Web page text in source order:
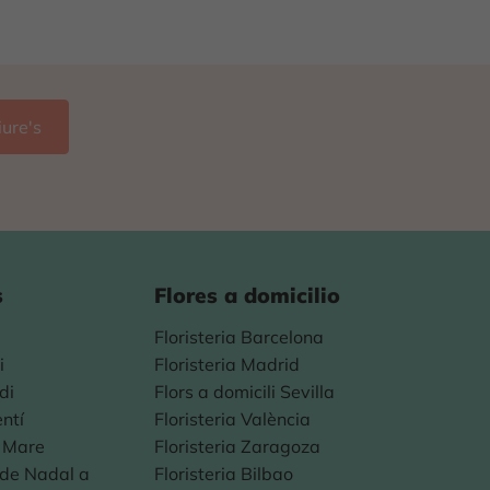
Nadal a
Flores a domicilio
Floristeria Barcelona
Floristeria Madrid
Flors a domicili Sevilla
Floristeria València
Floristeria Zaragoza
Floristeria Bilbao